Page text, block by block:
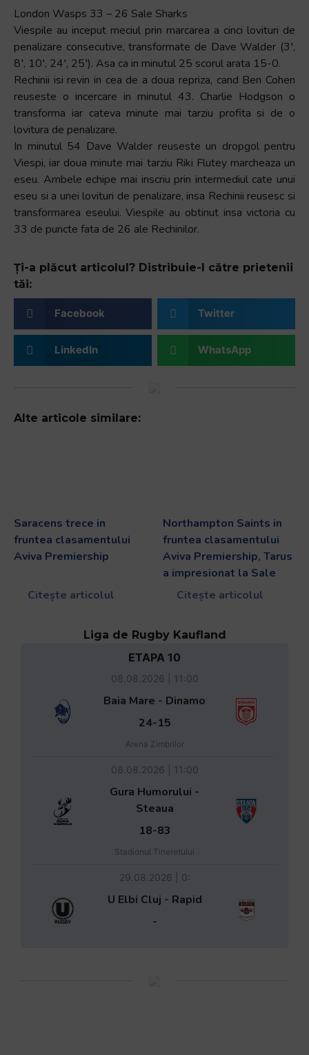
London Wasps 33 – 26 Sale Sharks
Viespile au inceput meciul prin marcarea a cinci lovituri de
penalizare consecutive, transformate de Dave Walder (3′,
8′, 10′, 24′, 25′). Asa ca in minutul 25 scorul arata 15-0.
Rechinii isi revin in cea de a doua repriza, cand Ben Cohen
reuseste o incercare in minutul 43. Charlie Hodgson o
transforma iar cateva minute mai tarziu profita si de o
lovitura de penalizare.
In minutul 54 Dave Walder reuseste un dropgol pentru
Viespi, iar doua minute mai tarziu Riki Flutey marcheaza un
eseu. Ambele echipe mai inscriu prin intermediul cate unui
eseu si a unei lovituri de penalizare, insa Rechinii reusesc si
transformarea eseului. Viespile au obtinut insa victoria cu
33 de puncte fata de 26 ale Rechinilor.
Ți-a plăcut articolul? Distribuie-l către prietenii
tăi:
Facebook Twitter
LinkedIn WhatsApp
Alte articole similare:
Saracens trece in
fruntea clasamentului
Aviva Premiership
Citește articolul
Northampton Saints in
fruntea clasamentului
Aviva Premiership, Tarus
a impresionat la Sale
Citește articolul
Liga de Rugby Kaufland
ETAPA 10
08.08.2026 | 11:00
Baia Mare - Dinamo
24-15
Arena Zimbrilor
08.08.2026 | 11:00
Gura Humorului -
Steaua
18-83
Stadionul Tineretului
29.08.2026 | 0:
U Elbi Cluj - Rapid
-